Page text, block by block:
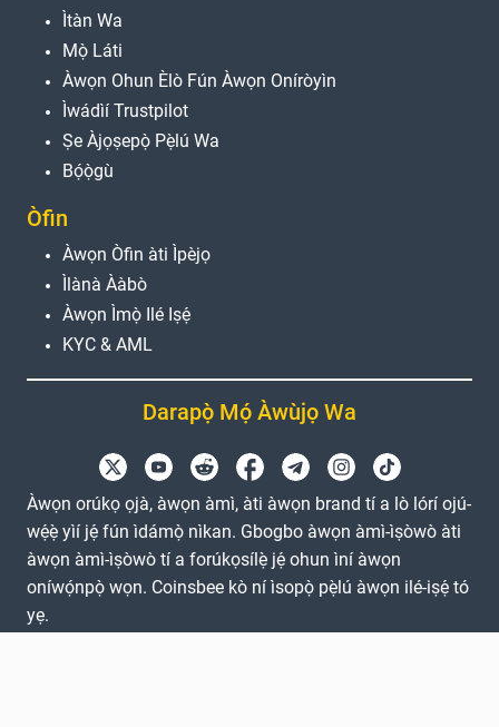
Ìtàn Wa
Mọ̀ Láti
Àwọn Ohun Èlò Fún Àwọn Oníròyìn
Ìwádìí Trustpilot
Ṣe Àjọṣepọ̀ Pẹ̀lú Wa
Bọ́ọ̀gù
Òfin
Àwọn Òfin àti Ìpèjọ
Ìlànà Ààbò
Àwọn Ìmọ̀ Ilé Iṣẹ́
KYC & AML
Darapọ̀ Mọ́ Àwùjọ Wa
Àwọn orúkọ ọjà, àwọn àmì, àti àwọn brand tí a lò lórí ojú-
wẹ́ẹ̀ yìí jẹ́ fún ìdámọ̀ nìkan. Gbogbo àwọn àmì-ìṣòwò àti
àwọn àmì-ìṣòwò tí a forúkọsílẹ̀ jẹ́ ohun ìní àwọn
oníwọ́npọ̀ wọn. Coinsbee kò ní ìsopọ̀ pẹ̀lú àwọn ilé-iṣẹ́ tó
yẹ.